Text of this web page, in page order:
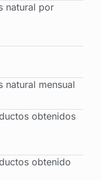
natural por
natural mensual
obtenidos
obtenido